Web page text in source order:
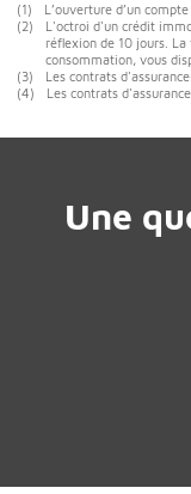
(1)
L’ouverture d’un
(2)
L'octroi d'un crédit
réflexion de 10 jours.
consommation, vous
(3)
Les contrats
(4)
Les contrats
Une